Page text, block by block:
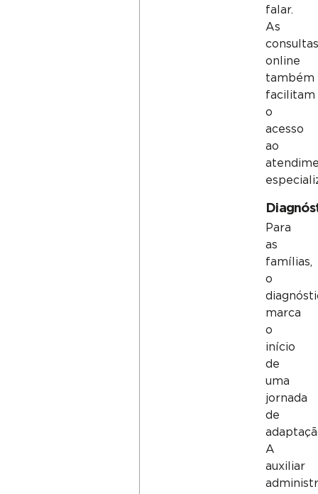
falar.
As
consultas
online
também
facilitam
o
acesso
ao
Para
as
famílias,
o
marca
o
início
de
uma
jornada
de
A
auxiliar